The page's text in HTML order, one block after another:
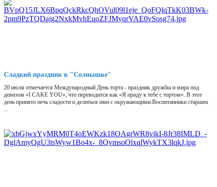
Сладкий праздник в "Солнышке"
20 июля отмечается Международный День торта - праздник дружбы и мира под
девизом «I CAKE YOU», что переводится как «Я приду к тебе с тортом». В этот
день принято печь сладости и делиться ими с окружающими.Воспитанники старших
...